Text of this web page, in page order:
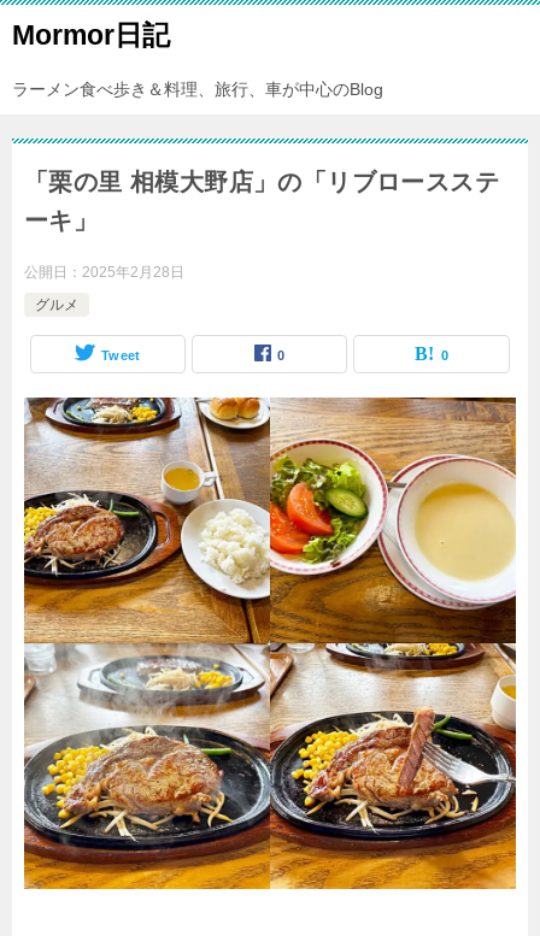
Mormor日記
ラーメン食べ歩き＆料理、旅行、車が中心のBlog
「栗の里 相模大野店」の「リブロースステ
ーキ」
公開日： 2025年2月28日
グルメ
Tweet 0 0